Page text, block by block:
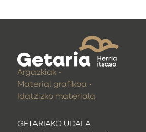
GETARIAKO UDALA
Argazkiak
Material grafikoa
Idatzizko materiala